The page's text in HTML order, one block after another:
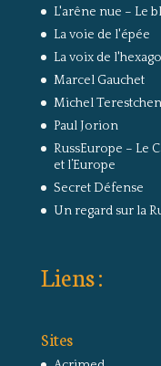
L'arêne nue – Le
La voie de l'épée
La voix de
Marcel Gauchet
Michel
Paul Jorion
RussEurope – Le
et l’Europe
Secret Défense
Un regard sur la
Liens :
Sites